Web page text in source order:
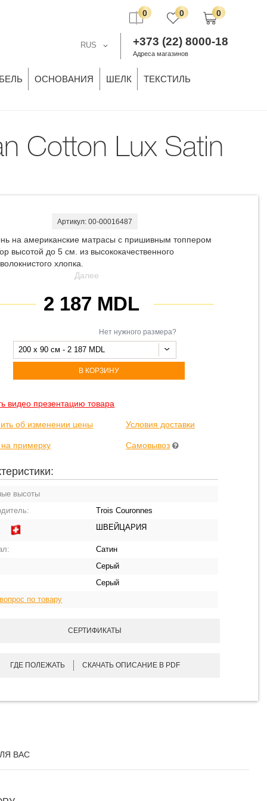
0
0
0
+373 (22) 8000-18
Адреса магазинов
RUS
ОСНОВАНИЯ ШЕЛК ТЕКСТИЛЬ
Артикул: 00-00016487
на американские матрасы с пришивным топпером
высотой до 5 см. из высококачественного
хлопка.
Далее
2 187 MDL
Нет нужного размера?
200 x 90 см - 2 187 MDL
В КОРЗИНУ
видео презентацию товара
об изменении цены Условия доставки
примерку Самовывоз
высоты
Trois Couronnes
ШВЕЙЦАРИЯ
Сатин
Серый
Серый
по товару
СЕРТИФИКАТЫ
ГДЕ ПОЛЕЖАТЬ СКАЧАТЬ ОПИСАНИЕ В PDF
ВАС